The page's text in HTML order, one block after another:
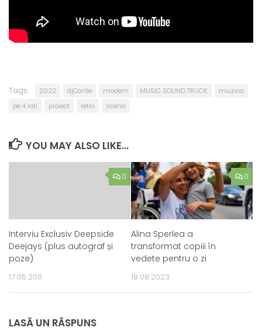
Tags: 2022 djConte modern MUSIC SOUND TRUCK
muzica
pe 4 roti
proiect retro scena
YOU MAY ALSO LIKE...
0
Interviu Exclusiv Deepside
Deejays (plus autograf și
poze)
17.05.2011
0
Alina Sperlea a
transformat copiii în
vedete pentru o zi
19.08.2023
LASĂ UN RĂSPUNS